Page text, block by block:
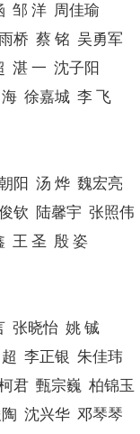
邹 洋 周佳瑜
桥 蔡 铭 吴勇军
湛 一 沈子阳
徐嘉城 李 飞
阳 汤 烨 魏宏亮
钦 陆馨宇 张照伟
王 圣 殷 姿
张晓怡 姚 铖
李正银 朱佳玮
君 甄宗巍 柏锦玉
沈兴华 邓琴琴